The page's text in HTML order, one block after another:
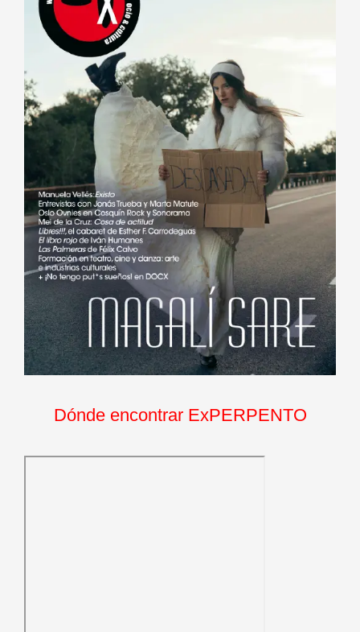
Dónde encontrar ExPERPENTO